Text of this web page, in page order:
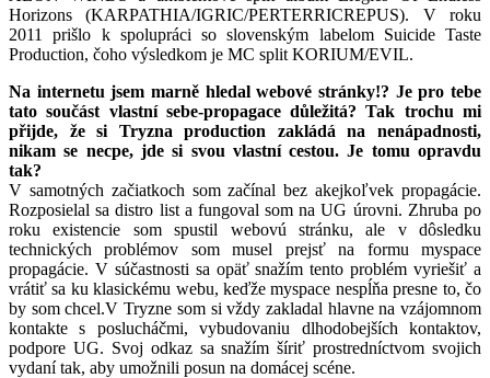
Horizons (KARPATHIA/IGRIC/PERTERRICREPUS). V roku
2011 prišlo k spolupráci so slovenským labelom Suicide Taste
Production, čoho výsledkom je MC split KORIUM/EVIL.
Na internetu jsem marně hledal webové stránky!? Je pro tebe
tato součást vlastní sebe-propagace důležitá? Tak trochu mi
přijde, že si Tryzna production zakládá na nenápadnosti,
nikam se necpe, jde si svou vlastní cestou. Je tomu opravdu
tak?
V samotných začiatkoch som začínal bez akejkoľvek propagácie.
Rozposielal sa distro list a fungoval som na UG úrovni. Zhruba po
roku existencie som spustil webovú stránku, ale v dôsledku
technických problémov som musel prejsť na formu myspace
propagácie. V súčastnosti sa opäť snažím tento problém vyriešiť a
vrátiť sa ku klasickému webu, keďže myspace nespĺňa presne to, čo
by som chcel.V Tryzne som si vždy zakladal hlavne na vzájomnom
kontakte s poslucháčmi, vybudovaniu dlhodobejších kontaktov,
podpore UG. Svoj odkaz sa snažím šíriť prostredníctvom svojich
vydaní tak, aby umožnili posun na domácej scéne.